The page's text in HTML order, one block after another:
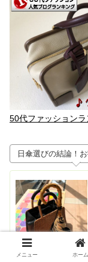
50代ファッション
日傘選びの結論！
メニュー ホーム